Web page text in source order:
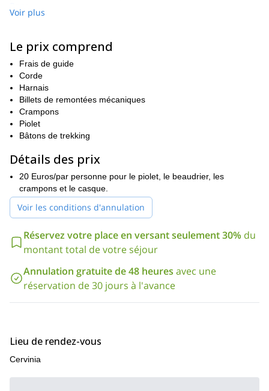
En outre, le Breithorn est connu pour être la montagne la plus
facile à gravir à cette altitude dans les Alpes. Cela est dû au fait
qu'il y a un
vous pourrez trouver
de Rosa.
Le point de départ de ce programme est le suivant
station alpine dans la Vallée d'Aoste
lieu en voiture, en prenant la sortie d'autoroute Chatillon-Saint
Ce programme vous intéresse ? Vous pouvez jeter un coup
d'œil aux détails ci-dessous pour plus d'informations. N'hésitez
pas à me contacter si vous voulez faire partie de cette
expérience incroyable dans les Alpes !
Voir plus
Le prix comprend
Frais de guide
Corde
Harnais
Billets de remontées mécaniques
Crampons
Piolet
Bâtons de trekking
Détails des prix
20 Euros/par personne pour le piolet, le beaudrier, les
crampons et le casque.
Voir les conditions d'annulation
Réservez votre place en versant seulement 30% du
montant total de votre séjour
Annulation gratuite de 48 heures avec une
réservation de 30 jours à l'avance
Lieu de rendez-vous
Cervinia